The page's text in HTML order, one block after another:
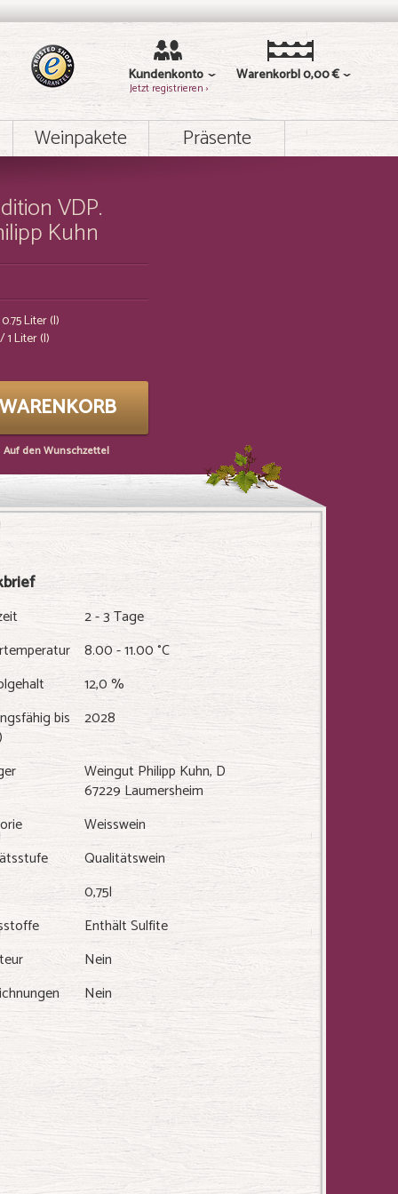
Kundenkonto
Jetzt registrieren ›
Warenkorb 0,00 €
Weinpakete Präsente
VDP.
Kuhn
0.75 Liter (l)
1 Liter (l)
Auf den Wunschzettel
2 - 3 Tage
8.00 - 11.00 °C
12,0 %
bis
2028
Weingut Philipp Kuhn, D
67229 Laumersheim
Weisswein
Qualitätswein
0,75l
Enthält Sulfite
Nein
Nein